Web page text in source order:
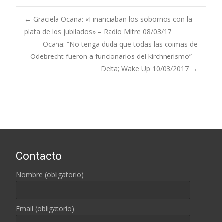
Navegación de
entradas
← Graciela Ocaña: «Financiaban los sobornos con la
plata de los jubilados» – Radio Mitre 08/03/17
Ocaña: “No tenga duda que todas las coimas de
Odebrecht fueron a funcionarios del kirchnerismo” –
Delta; Wake Up 10/03/2017 →
Contacto
Nombre (obligatorio)
Email (obligatorio)